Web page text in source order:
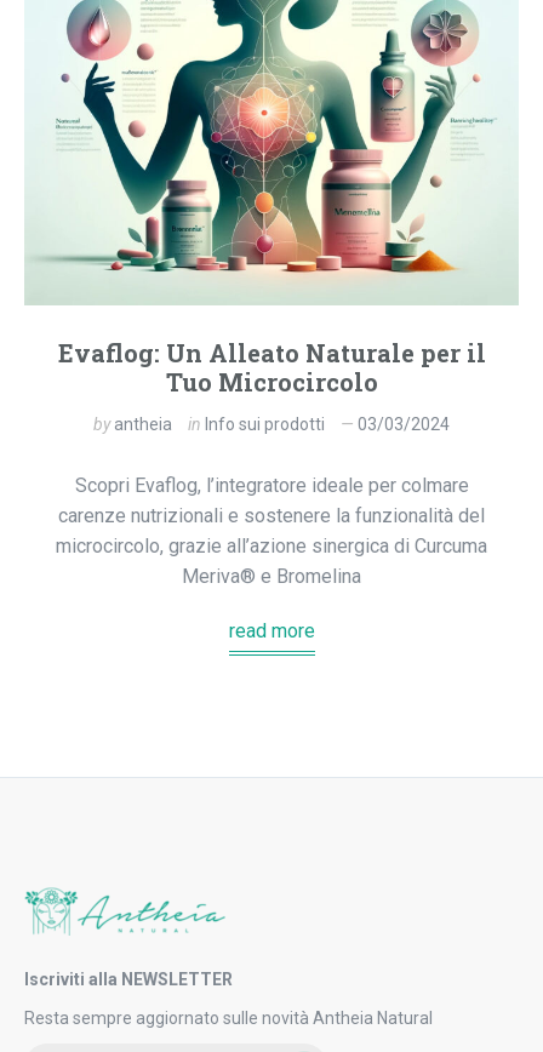
Evaflog: Un Alleato Naturale per il
Tuo Microcircolo
byantheia in Info sui prodotti 03/03/2024
Scopri Evaflog, l’integratore ideale per colmare
carenze nutrizionali e sostenere la funzionalità del
microcircolo, grazie all’azione sinergica di Curcuma
Meriva® e Bromelina
read more
Iscriviti alla NEWSLETTER
Resta sempre aggiornato sulle novità Antheia Natural